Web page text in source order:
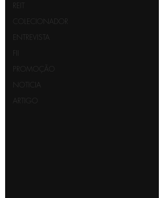
REIT
COLECIONADOR
ENTREVISTA
FII
PROMOÇÃO
NOTICIA
ARTIGO